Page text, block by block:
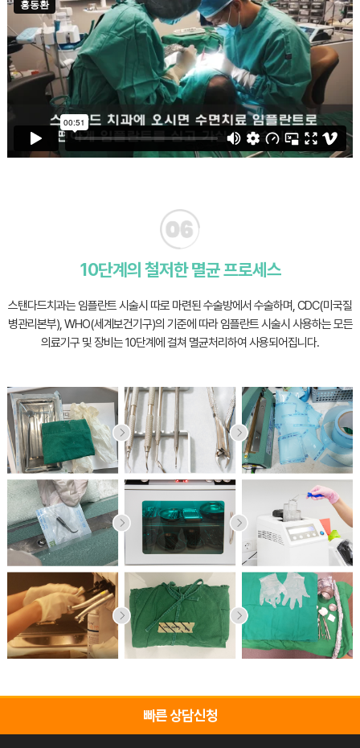
10단계의 철저한 멸균 프로세스
스탠다드치과는 임플란트 시술시 따로 마련된 수술방에서 수술하며,CDC(미국질
병관리본부), WHO(세계보건기구)의 기준에 따라 임플란트 시술시 사용하는모든
의료기구 및 장비는 10단계에 걸쳐 멸균처리하여 사용되어집니다.
빠른 상담신청